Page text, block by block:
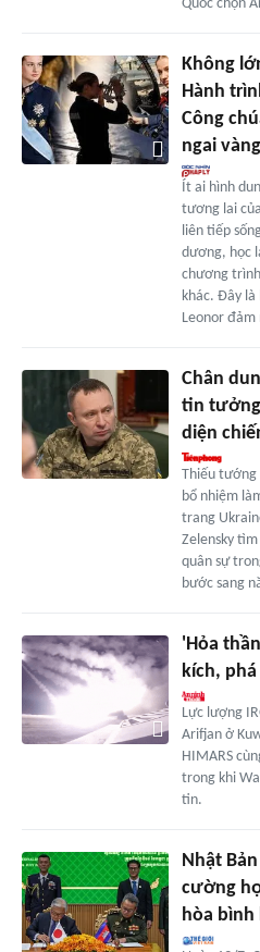
Quốc chọn
Không
Hành
Công
ngai vàng
Ít ai hình
tương lai
liên tiếp
dương, học
chương
khác. Đây
Leonor
Chân
tin tưởng
diện
Thiếu
bổ nhiệm
trang
Zelensky
quân sự
bước sang
'Hỏa
kích,
Lực lượng
Arifjan ở
HIMARS
trong khi
tin.
Nhật
cường
hòa